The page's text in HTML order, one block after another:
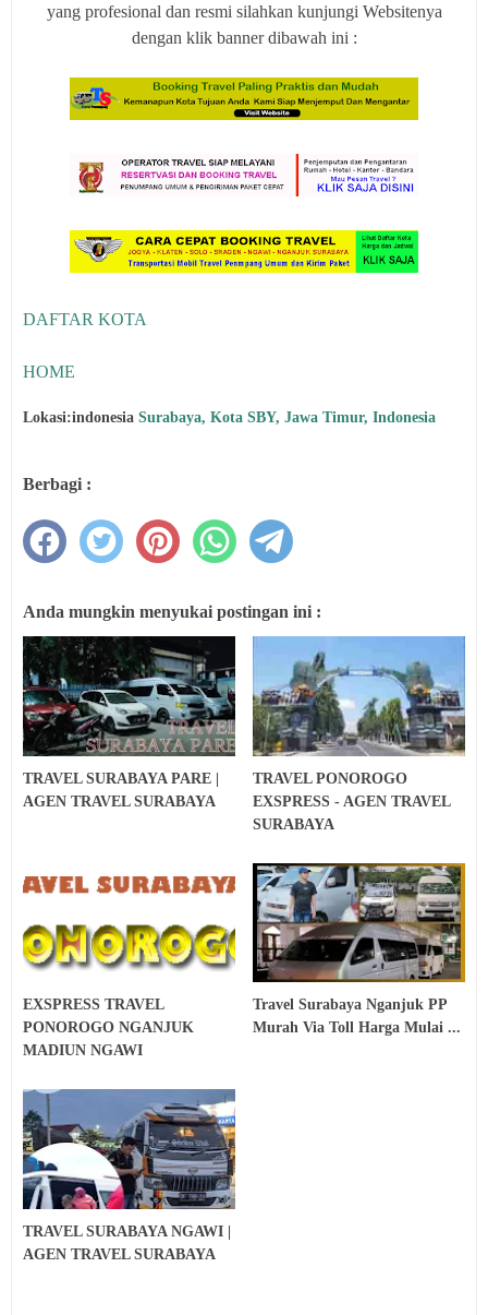
yang profesional dan resmi silahkan kunjungi Websitenya
dengan klik banner dibawah ini :
DAFTAR KOTA
HOME
Lokasi:indonesia Surabaya, Kota SBY, Jawa Timur, Indonesia
Berbagi :
Anda mungkin menyukai postingan ini :
TRAVEL SURABAYA PARE |
AGEN TRAVEL SURABAYA
TRAVEL PONOROGO
EXSPRESS - AGEN TRAVEL
SURABAYA
EXSPRESS TRAVEL
PONOROGO NGANJUK
MADIUN NGAWI
Travel Surabaya Nganjuk PP
Murah Via Toll Harga Mulai ...
TRAVEL SURABAYA NGAWI |
AGEN TRAVEL SURABAYA